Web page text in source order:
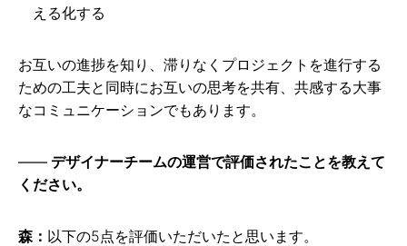
える化する
お互いの進捗を知り、滞りなくプロジェクトを進行する
ための工夫と同時にお互いの思考を共有、共感する大事
なコミュニケーションでもあります。
デザイナーチームの運営で評価されたことを教えて
ください。
森： 以下の5点を評価いただいたと思います。